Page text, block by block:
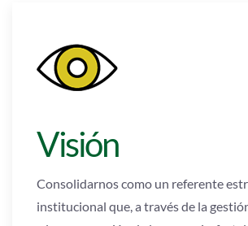
Visión
Consolidarnos como un referente
institucional que, a través de la